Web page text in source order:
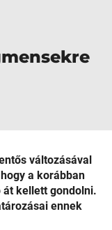
változásával
a korábban
kellett gondolni.
ennek